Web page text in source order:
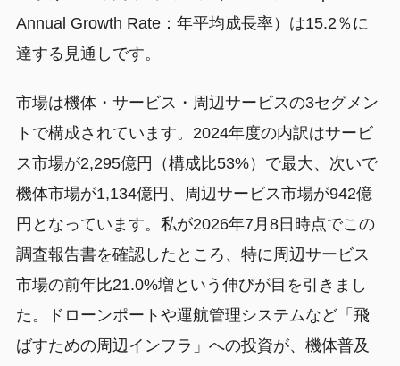
Annual Growth Rate：年平均成長率）は15.2％に
達する見通しです。
市場は機体・サービス・周辺サービスの3セグメン
トで構成されています。2024年度の内訳はサービ
ス市場が2,295億円（構成比53%）で最大、次いで
機体市場が1,134億円、周辺サービス市場が942億
円となっています。私が2026年7月8日時点でこの
調査報告書を確認したところ、特に周辺サービス
市場の前年比21.0%増という伸びが目を引きまし
た。ドローンポートや運航管理システムなど「飛
ばすための周辺インフラ」への投資が、機体普及